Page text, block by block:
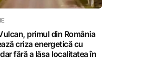
primul din România
criza energetică cu
fără a lăsa localitatea în